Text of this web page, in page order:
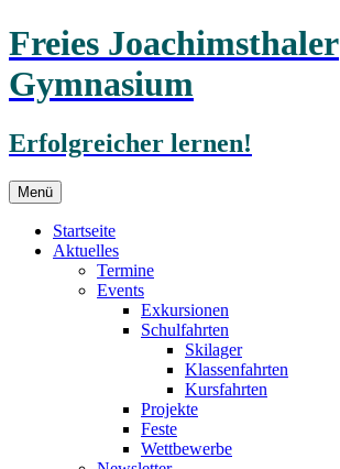
Freies Joachimsthaler
Gymnasium
Erfolgreicher lernen!
Menü Zum
Inhalt
springen
Startseite
Aktuelles
Termine
Events
Exkursionen
Schulfahrten
Skilager
Klassenfahrten
Kursfahrten
Projekte
Feste
Wettbewerbe